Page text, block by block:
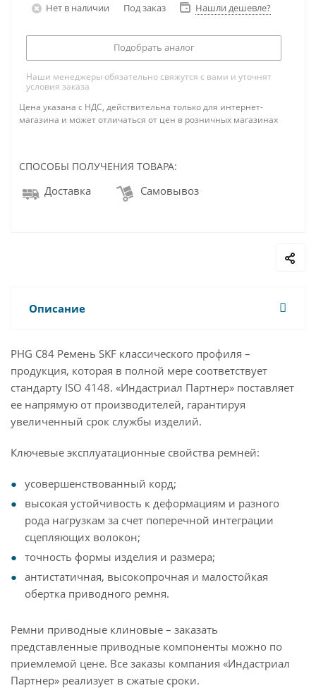
Нет в наличии Под заказ Нашли дешевле?
Подобрать аналог
Наши менеджеры обязательно свяжутся с вами и уточнят
условия заказа
Цена указана с НДС, действительна только для интернет-
магазина и может отличаться от цен в розничных магазинах
СПОСОБЫ ПОЛУЧЕНИЯ ТОВАРА:
Доставка Самовывоз
Описание
PHG C84 Ремень SKF классического профиля –
продукция, которая в полной мере соответствует
стандарту ISO 4148. «Индастриал Партнер» поставляет
ее напрямую от производителей, гарантируя
увеличенный срок службы изделий.
Ключевые эксплуатационные свойства ремней:
усовершенствованный корд;
высокая устойчивость к деформациям и разного
рода нагрузкам за счет поперечной интеграции
сцепляющих волокон;
точность формы изделия и размера;
антистатичная, высокопрочная и малостойкая
обертка приводного ремня.
Ремни приводные клиновые – заказать
представленные приводные компоненты можно по
приемлемой цене. Все заказы компания «Индастриал
Партнер» реализует в сжатые сроки.